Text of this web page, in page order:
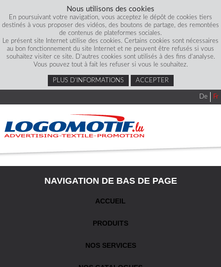
Nous utilisons des cookies
En poursuivant votre navigation, vous acceptez le dépôt de cookies tiers
destinés à vous proposer des vidéos, des boutons de partage, des remontées
de contenus de plateformes sociales.
Le présent site Internet utilise des cookies. Certains cookies sont nécessaires
au bon fonctionnement du site Internet et ne peuvent être refusés si vous
souhaitez visiter ce site. D'autres cookies sont utilisés à des fins d'analyse.
Vous pouvez tout à fait les refuser si vous le souhaitez.
PLUS D’INFORMATIONS ACCEPTER
De Fr
NAVIGATION DE BAS DE PAGE
ACCUEIL
PRODUITS
NOS SERVICES